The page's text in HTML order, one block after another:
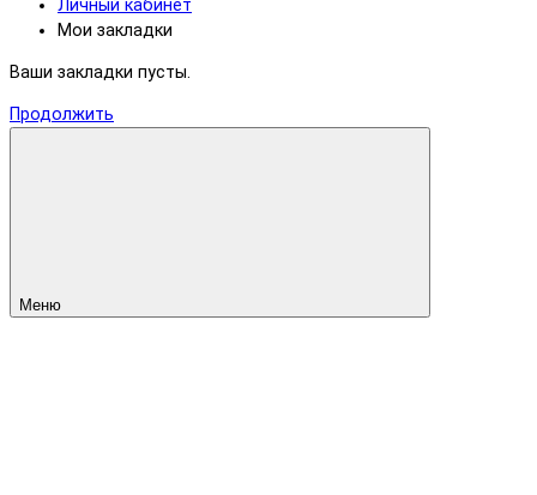
Личный кабинет
Мои закладки
Ваши закладки пусты.
Продолжить
Меню